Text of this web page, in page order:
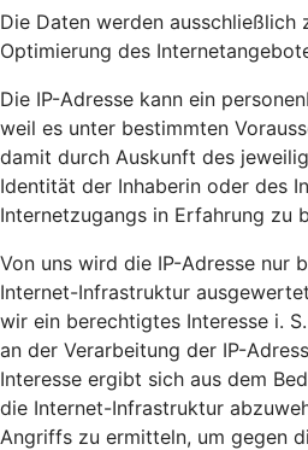
Die Daten werden ausschließlich
Optimierung des
Die IP-Adresse kann ein
weil es unter bestimmten
damit durch Auskunft des
Identität der Inhaberin oder des
Internetzugangs in Erfahrung zu
Von uns wird die IP-Adresse nur
Internet-Infrastruktur
wir ein berechtigtes Interesse i.
an der Verarbeitung der IP-
Interesse ergibt sich aus dem
die Internet-Infrastruktur
Angriffs zu ermitteln, um gegen